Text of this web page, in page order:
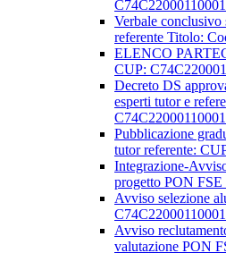
C74C22000110001
Verbale conclusivo
referente Titolo:
ELENCO
CUP:
Decreto DS
esperti tutor e
C74C22000110001
Pubblicazione
tutor referente:
Integrazione-
progetto PON FSE
Avviso selezione
C74C22000110001
Avviso
valutazione PON